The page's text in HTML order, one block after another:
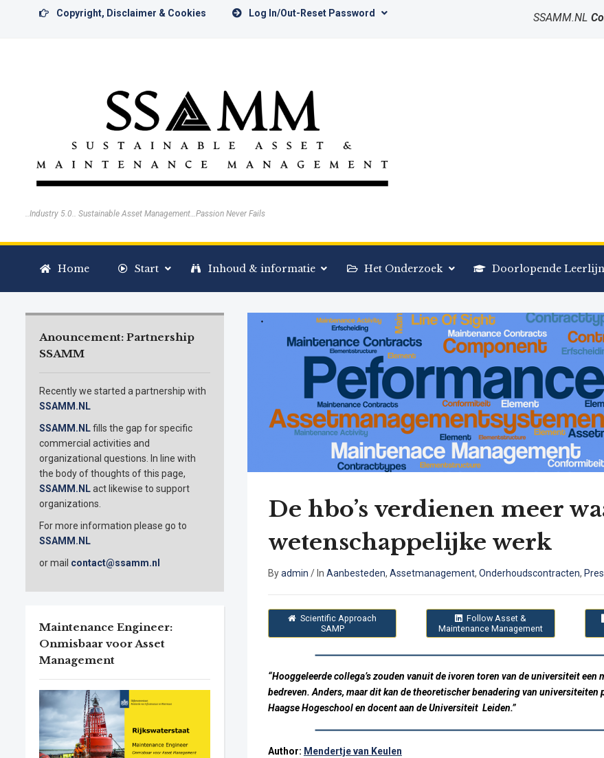
Copyright, Disclaimer & Cookies Log In/Out-Reset Password SSAMM.NL
..Industry 5.0.. Sustainable Asset Management…Passion Never Fails
Home Start Inhoud & informatie Het Onderzoek Doorlopende
Anouncement: Partnership
SSAMM
Recently we started a partnership with
SSAMM.NL
SSAMM.NLfills the gap for specific
commercial activities and
organizational questions. In line with
the body of thoughts of this page,
SSAMM.NLact likewise to support
organizations.
For more information please go to
SSAMM.NL
or mail contact@ssamm.nl
Maintenance Engineer:
Onmisbaar voor Asset
Management
De hbo’s verdienen meer
wetenschappelijke werk
Byadmin / In Aanbesteden, Assetmanagement, Onderhoudscontracten,
Scientific Approach
SAMP
Follow Asset &
Maintenance Management
“Hooggeleerde collega’s zouden vanuit de ivoren toren van de universiteit een
bedreven. Anders, maar dit kan de theoretischer benadering van
Haagse Hogeschool en docent aan de Universiteit Leiden.”
Author: Mendertje van Keulen